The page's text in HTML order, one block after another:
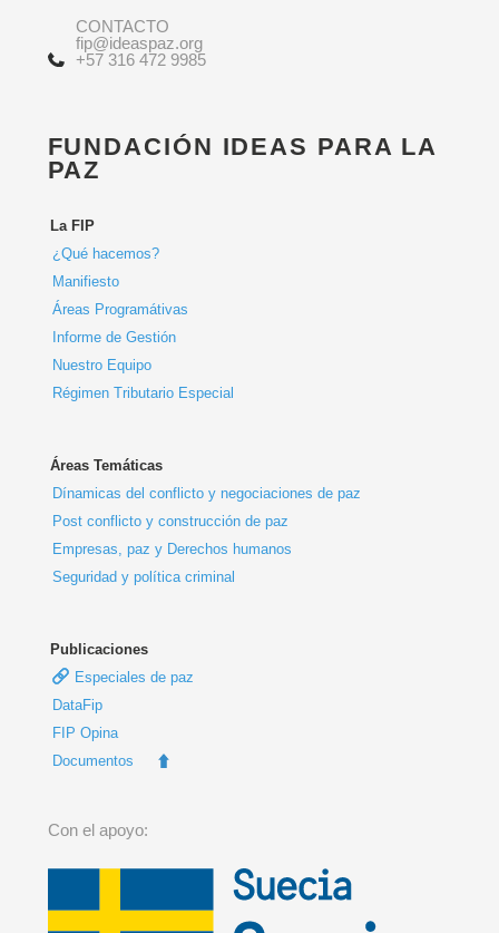
CONTACTO
fip@ideaspaz.org
+57 316 472 9985
FUNDACIÓN IDEAS PARA LA
PAZ
La FIP
¿Qué hacemos?
Manifiesto
Áreas Programátivas
Informe de Gestión
Nuestro Equipo
Régimen Tributario Especial
Áreas Temáticas
Dínamicas del conflicto y negociaciones de paz
Post conflicto y construcción de paz
Empresas, paz y Derechos humanos
Seguridad y política criminal
Publicaciones
Especiales de paz
DataFip
FIP Opina
Documentos
Con el apoyo: